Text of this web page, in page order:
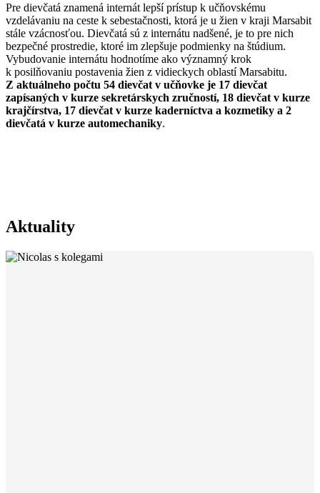
Pre dievčatá znamená internát lepší prístup k učňovskému
vzdelávaniu na ceste k sebestačnosti, ktorá je u žien v kraji Marsabit
stále vzácnosťou. Dievčatá sú z internátu nadšené, je to pre nich
bezpečné prostredie, ktoré im zlepšuje podmienky na štúdium.
Vybudovanie internátu hodnotíme ako významný krok
k posilňovaniu postavenia žien z vidieckych oblastí Marsabitu.
Z aktuálneho počtu 54 dievčat v učňovke je 17 dievčat
zapísaných v kurze sekretárskych zručností, 18 dievčat v kurze
krajčírstva, 17 dievčat v kurze kaderníctva a kozmetiky a 2
dievčatá v kurze automechaniky.
Aktuality